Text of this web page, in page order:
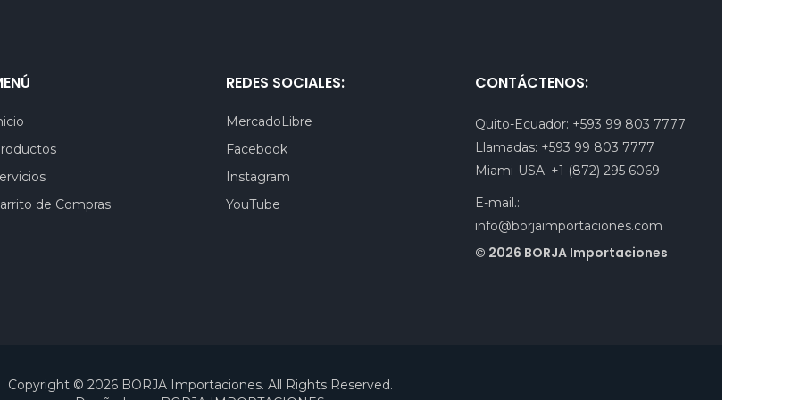
de Compras
REDES SOCIALES:
MercadoLibre
Facebook
Instagram
YouTube
CONTÁCTENOS:
Quito-Ecuador: +593 99 803 7777
Llamadas: +593 99 803 7777
Miami-USA: +1 (872) 295 6069
E-mail.:
info@borjaimportaciones.com
© 2026 BORJA Importaciones
Copyright © 2026 BORJA Importaciones. All Rights Reserved.